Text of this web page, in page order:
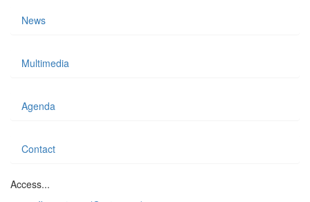
News
Multimedia
Agenda
Contact
Access...